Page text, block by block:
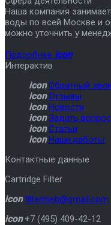
Наша компания
воды по всей Москве и
можно уточнить у
Подробнее icon
Интерактив
icon Обратный
icon Отзывы
icon Новости
icon Задать вопрос
icon Статьи
icon Наши работы
Контактные данные
Cartridge Filter
icon filtermeb@gmail.com
icon +7 (495) 409-42-12